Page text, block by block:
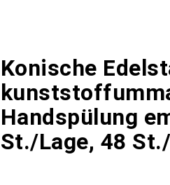
Konische
Handspülung
St./Lage, 48